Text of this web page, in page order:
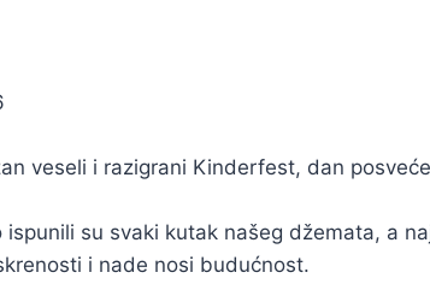
veseli i razigrani Kinderfest, dan
su svaki kutak našeg džemata, a
i nade nosi budućnost.